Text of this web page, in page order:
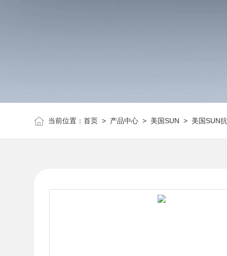
当前位置：首页 > 产品中心 > 美国SUN > 美国SUN